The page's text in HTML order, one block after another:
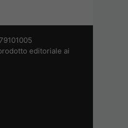
editoriale ai